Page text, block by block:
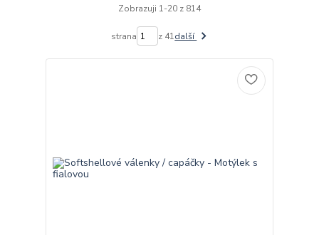
Zobrazuji 1-20 z 814
strana z 41další